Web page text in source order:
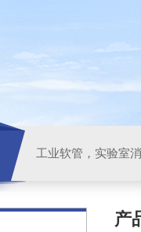
工业软管，实验室
产